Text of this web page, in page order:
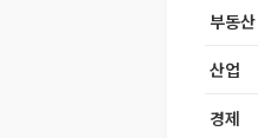
부동산
산업
경제